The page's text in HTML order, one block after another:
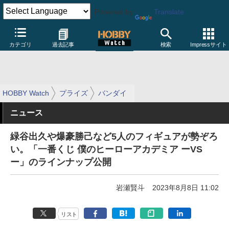
Powered by Translate
カテゴリ 過去記事 検索 Impressサイト
HOBBY Watch プライズ バンダイ
ニュース
緑谷出久や爆豪勝己など5人のフィギュアが勢ぞろ
い。「一番くじ 僕のヒーローアカデミア ーVS
ー」のラインナップ公開
岩瀬賢斗 2023年8月8日 11:02
リスト